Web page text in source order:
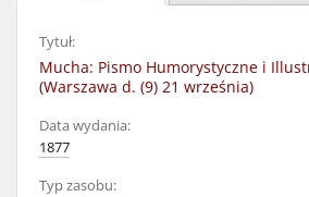
Tytuł:
Mucha: Pismo Humorystyczne i
(Warszawa d. (9) 21 września)
Data wydania:
1877
Typ zasobu: